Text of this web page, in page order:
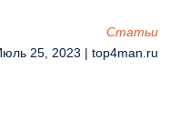
Cтатьи
25, 2023 | top4man.ru